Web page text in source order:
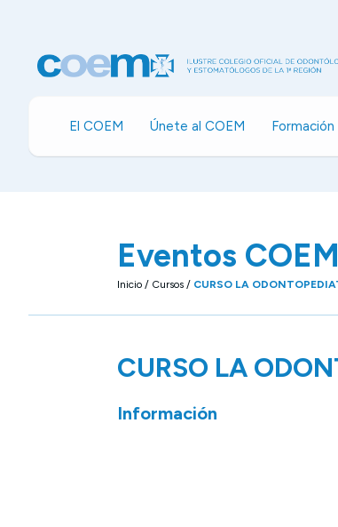
El COEM Únete al COEM Formación
Eventos COEM
Inicio / Cursos / CURSO LA
CURSO LA
Información